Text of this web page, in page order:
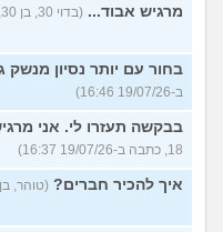
מרגיש אבוד... (בדוי 30, בן 30, כתב ב-19/07/26 16:55)
בחור עם יותר נסיון מנשק
ב-19/07/26 16:46)
בבקשה תעזרו לי. אני
18, כתבה ב-19/07/26 16:37)
איך להכיר חברים? (טוהר, בן 16, כתב ב-19/07/26 16:26)